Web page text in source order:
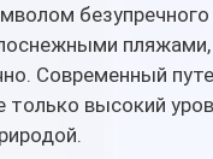
Современный
высокий